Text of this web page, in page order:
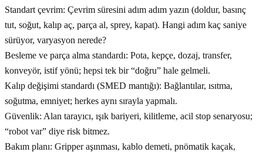
Standart çevrim: Çevrim süresini adım adım yazın (doldur, basınç
tut, soğut, kalıp aç, parça al, sprey, kapat). Hangi adım kaç saniye
sürüyor, varyasyon nerede?
Besleme ve parça alma standardı: Pota, kepçe, dozaj, transfer,
konveyör, istif yönü; hepsi tek bir “doğru” hale gelmeli.
Kalıp değişimi standardı (SMED mantığı): Bağlantılar, ısıtma,
soğutma, emniyet; herkes aynı sırayla yapmalı.
Güvenlik: Alan tarayıcı, ışık bariyeri, kilitleme, acil stop senaryosu;
“robot var” diye risk bitmez.
Bakım planı: Gripper aşınması, kablo demeti, pnömatik kaçak,